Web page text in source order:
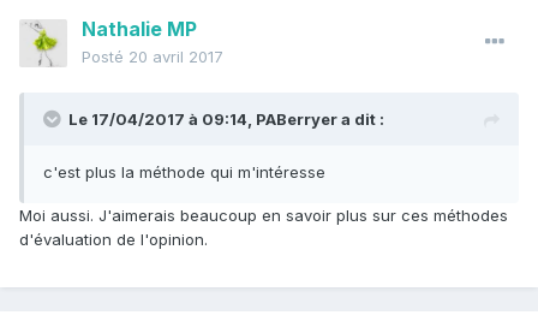
Nathalie MP
Posté 20 avril 2017
Le 17/04/2017 à 09:14, PABerryera dit :
c'est plus la méthode qui m'intéresse
Moi aussi. J'aimerais beaucoup en savoir plus sur ces méthodes
d'évaluation de l'opinion.